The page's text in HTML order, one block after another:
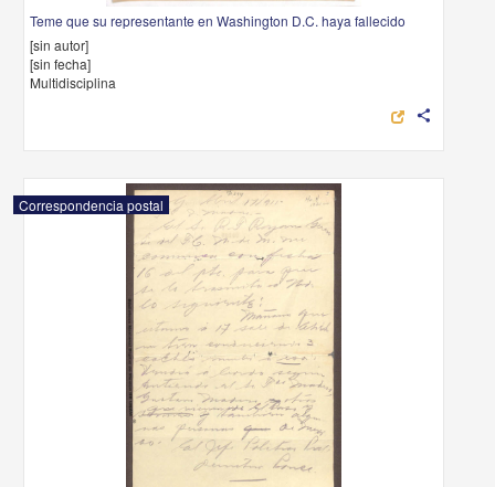
Teme que su representante en Washington D.C. haya fallecido
[sin autor]
[sin fecha]
Multidisciplina
share
Correspondencia postal